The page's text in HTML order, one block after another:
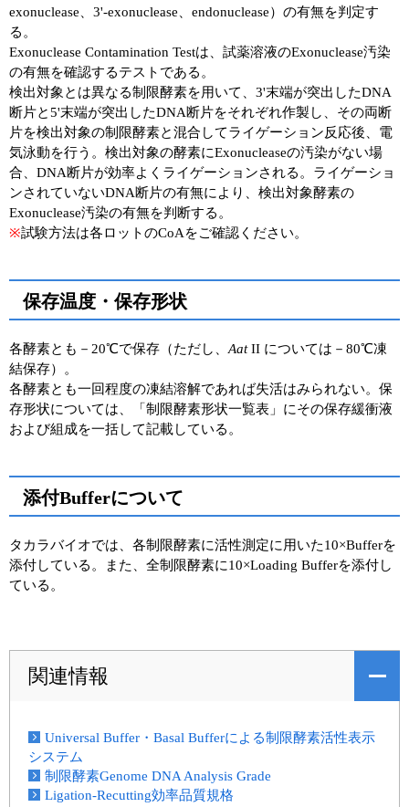
exonuclease、3'-exonuclease、endonuclease）の有無を判定す
る。
Exonuclease Contamination Testは、試薬溶液のExonuclease汚染
の有無を確認するテストである。
検出対象とは異なる制限酵素を用いて、3'末端が突出したDNA
断片と5'末端が突出したDNA断片をそれぞれ作製し、その両断
片を検出対象の制限酵素と混合してライゲーション反応後、電
気泳動を行う。検出対象の酵素にExonucleaseの汚染がない場
合、DNA断片が効率よくライゲーションされる。ライゲーショ
ンされていないDNA断片の有無により、検出対象酵素の
Exonuclease汚染の有無を判断する。
※試験方法は各ロットのCoAをご確認ください。
保存温度・保存形状
各酵素とも－20℃で保存（ただし、 AatII については－80℃凍
結保存）。
各酵素とも一回程度の凍結溶解であれば失活はみられない。保
存形状については、「制限酵素形状一覧表」にその保存緩衝液
および組成を一括して記載している。
添付Bufferについて
タカラバイオでは、各制限酵素に活性測定に用いた10×Bufferを
添付している。また、全制限酵素に10×Loading Bufferを添付し
ている。
関連情報
Universal Buffer・Basal Bufferによる制限酵素活性表示
システム
制限酵素Genome DNA Analysis Grade
Ligation-Recutting効率品質規格